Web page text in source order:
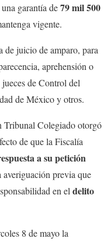
garantía de79 mil 500
vigente.
de juicio de amparo, para
aprehensión o
de Control del
de México y otros.
Tribunal Colegiado otorgó
de que la Fiscalía
a su petición
averiguación previa que
en el delito
8 de mayo la